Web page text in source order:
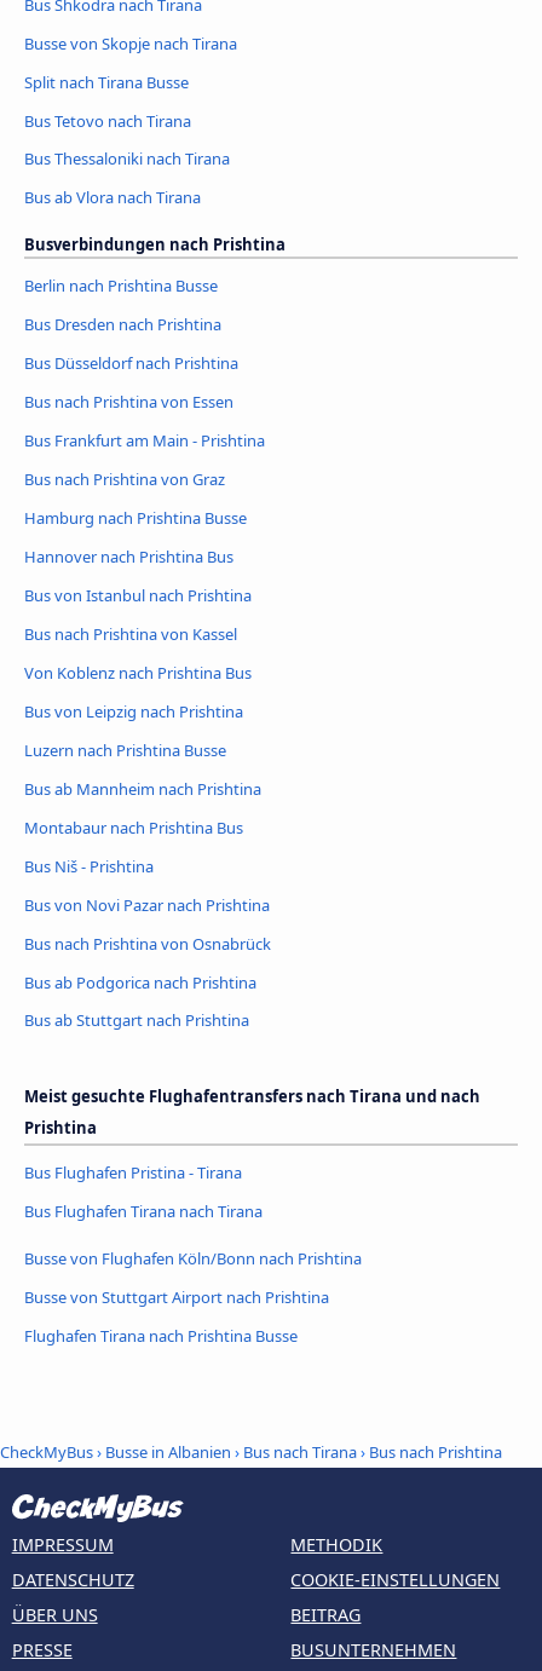
Bus Shkodra nach Tirana
Busse von Skopje nach Tirana
Split nach Tirana Busse
Bus Tetovo nach Tirana
Bus Thessaloniki nach Tirana
Bus ab Vlora nach Tirana
Busverbindungen nach Prishtina
Berlin nach Prishtina Busse
Bus Dresden nach Prishtina
Bus Düsseldorf nach Prishtina
Bus nach Prishtina von Essen
Bus Frankfurt am Main - Prishtina
Bus nach Prishtina von Graz
Hamburg nach Prishtina Busse
Hannover nach Prishtina Bus
Bus von Istanbul nach Prishtina
Bus nach Prishtina von Kassel
Von Koblenz nach Prishtina Bus
Bus von Leipzig nach Prishtina
Luzern nach Prishtina Busse
Bus ab Mannheim nach Prishtina
Montabaur nach Prishtina Bus
Bus Niš - Prishtina
Bus von Novi Pazar nach Prishtina
Bus nach Prishtina von Osnabrück
Bus ab Podgorica nach Prishtina
Bus ab Stuttgart nach Prishtina
Meist gesuchte Flughafentransfers nach Tirana und nach
Prishtina
Bus Flughafen Pristina - Tirana
Bus Flughafen Tirana nach Tirana
Busse von Flughafen Köln/Bonn nach Prishtina
Busse von Stuttgart Airport nach Prishtina
Flughafen Tirana nach Prishtina Busse
CheckMyBus› Busse in Albanien › Bus nach Tirana› Bus nach Prishtina
IMPRESSUM
DATENSCHUTZ
ÜBER UNS
PRESSE
METHODIK
COOKIE-EINSTELLUNGEN
BEITRAG
BUSUNTERNEHMEN